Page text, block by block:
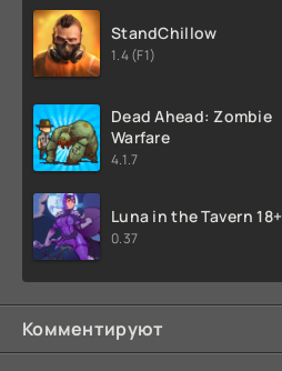
StandChillow
1.4 (F1)
Dead Ahead: Zombie
Warfare
4.1.7
Luna in the Tavern 18+
0.37
Комментируют